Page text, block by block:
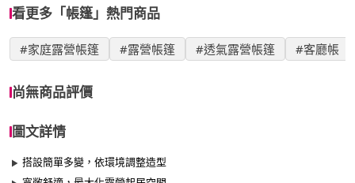
看更多「帳篷」熱門商品
#家庭露營帳篷 #露營帳篷 #透氣露營帳篷 #客廳帳
尚無商品評價
圖文詳情
搭設簡單多變，依環境調整造型